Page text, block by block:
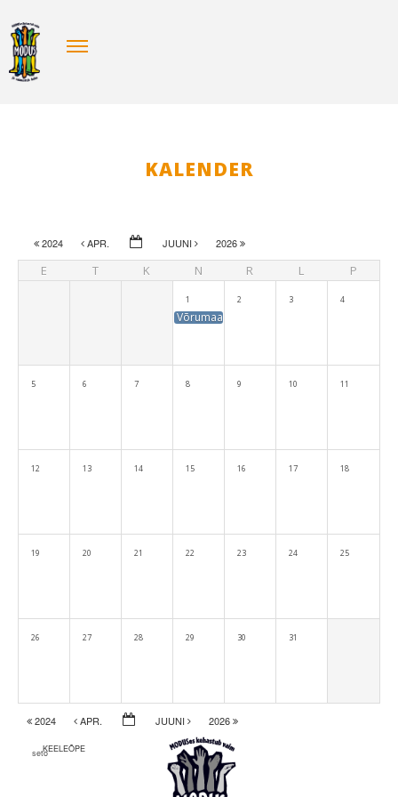
KALENDER
KEELEÕPE
seto
2024 APR. JUUNI 2026
E T K N R L P
1
Võrumaa maateatripäev
2 3 4
5 6 7 8 9 10 11
12 13 14 15 16 17 18
19 20 21 22 23 24 25
26 27 28 29 30 31
2024 APR. JUUNI 2026